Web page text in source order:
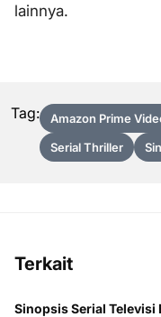
lainnya.
Tag: Amazon Prime
Serial Thriller
Terkait
Sinopsis Serial Televisi